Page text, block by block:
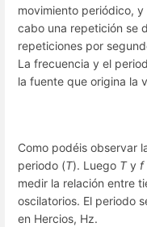
movimiento periódico,
cabo una repetición se
repeticiones por
La frecuencia y el
la fuente que origina la
Como podéis observar
periodo (T). Luego Ty f
medir la relación entre
oscilatorios. El periodo
en Hercios, Hz.